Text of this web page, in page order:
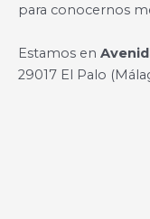
para conocernos
Estamos en
29017 El Palo